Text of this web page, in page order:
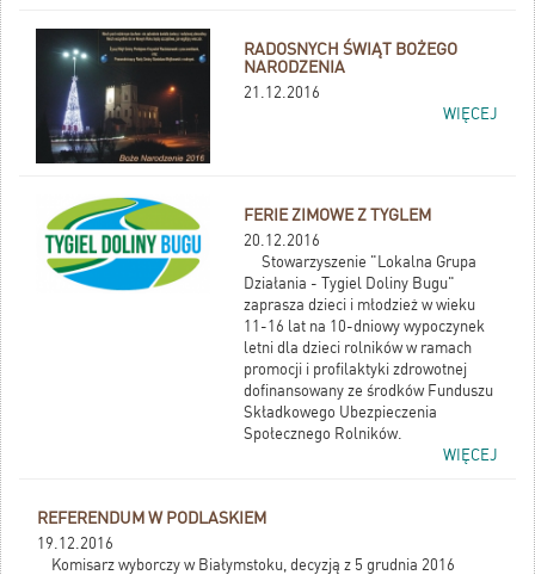
RADOSNYCH ŚWIĄT BOŻEGO
NARODZENIA
21.12.2016
WIĘCEJ
FERIE ZIMOWE Z TYGLEM
20.12.2016
Stowarzyszenie "Lokalna Grupa
Działania - Tygiel Doliny Bugu"
zaprasza dzieci i młodzież w wieku
11-16 lat na 10-dniowy wypoczynek
letni dla dzieci rolników w ramach
promocji i profilaktyki zdrowotnej
dofinansowany ze środków Funduszu
Składkowego Ubezpieczenia
Społecznego Rolników.
WIĘCEJ
REFERENDUM W PODLASKIEM
19.12.2016
Komisarz wyborczy w Białymstoku, decyzją z 5 grudnia 2016